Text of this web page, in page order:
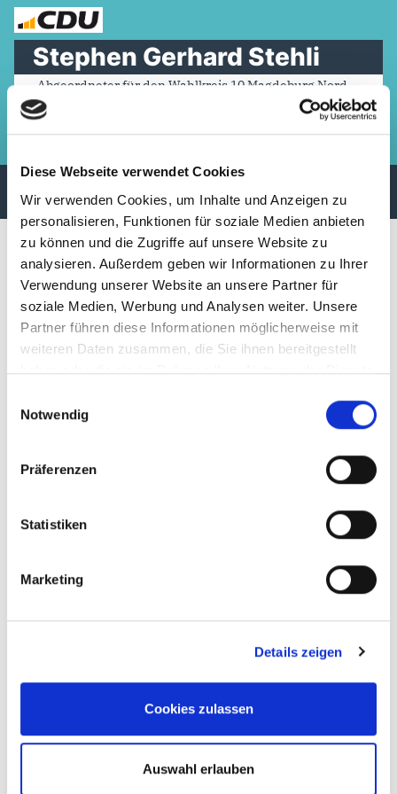
Diese Webseite verwendet Cookies
Wir verwenden Cookies, um Inhalte und Anzeigen zu
personalisieren, Funktionen für soziale Medien anbieten
zu können und die Zugriffe auf unsere Website zu
analysieren. Außerdem geben wir Informationen zu Ihrer
Verwendung unserer Website an unsere Partner für
soziale Medien, Werbung und Analysen weiter. Unsere
Partner führen diese Informationen möglicherweise mit
weiteren Daten zusammen, die Sie ihnen bereitgestellt
haben oder die sie im Rahmen Ihrer Nutzung der Dienste
Notwendig
Präferenzen
Statistiken
Marketing
Details zeigen
Cookies zulassen
Auswahl erlauben
Zum
Inhalt
springen⠀Stephen Gerhard Stehli ⠀
⠀ ⠀ Abgeordneter für den Wahlkreis 10 Magdeburg Nord
FacebookInstagram
Mail
Tierpatenschaft abgeschlossen
24. Februar 2021
admin
Unser Magdeburger Zoo ist eines unserer
Um den Zoo in seinem pädagogischen Auftrag zu
unterstützen, habe ich für das Jahr 2021 die
Patenschaft für den Weißkopfseeadler „Lucky“
übernommen. Ich hoffe damit einen Beitrag zur
Erhaltung dieser Art leisten zu können. Ein wirklich